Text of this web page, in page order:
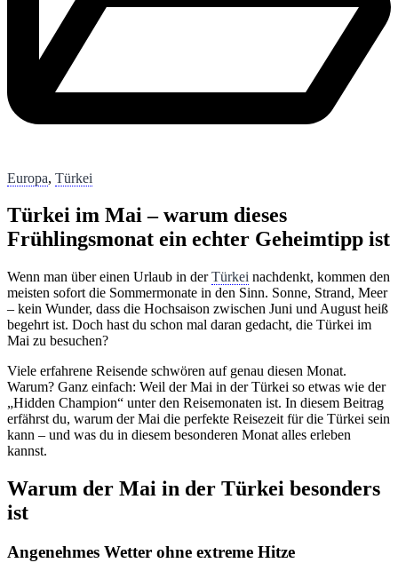
Europa, Türkei
Türkei im Mai – warum dieses
Frühlingsmonat ein echter Geheimtipp ist
Wenn man über einen Urlaub in derTürkei nachdenkt, kommen den
meisten sofort die Sommermonate in den Sinn. Sonne, Strand, Meer
– kein Wunder, dass die Hochsaison zwischen Juni und August heiß
begehrt ist. Doch hast du schon mal daran gedacht, die Türkei im
Mai zu besuchen?
Viele erfahrene Reisende schwören auf genau diesen Monat.
Warum? Ganz einfach: Weil der Mai in der Türkei so etwas wie der
„Hidden Champion“ unter den Reisemonaten ist. In diesem Beitrag
erfährst du, warum der Mai die perfekte Reisezeit für die Türkei sein
kann – und was du in diesem besonderen Monat alles erleben
kannst.
Warum der Mai in der Türkei besonders
ist
Angenehmes Wetter ohne extreme Hitze